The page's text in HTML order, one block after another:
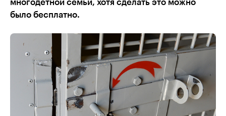
многодетной семьи, хотя сделать это можно
было бесплатно.